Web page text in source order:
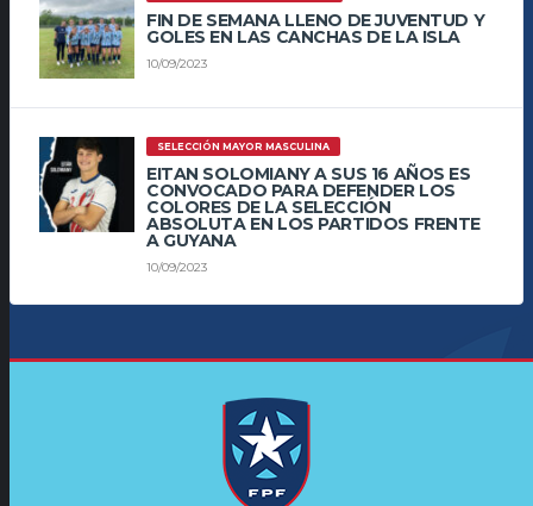
FIN DE SEMANA LLENO DE JUVENTUD Y
GOLES EN LAS CANCHAS DE LA ISLA
10/09/2023
SELECCIÓN MAYOR MASCULINA
EITAN SOLOMIANY A SUS 16 AÑOS ES
CONVOCADO PARA DEFENDER LOS
COLORES DE LA SELECCIÓN
ABSOLUTA EN LOS PARTIDOS FRENTE
A GUYANA
10/09/2023